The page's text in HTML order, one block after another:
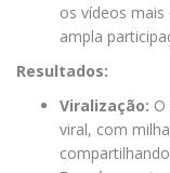
os vídeos
ampla
Resultados:
Viralização:
viral, com